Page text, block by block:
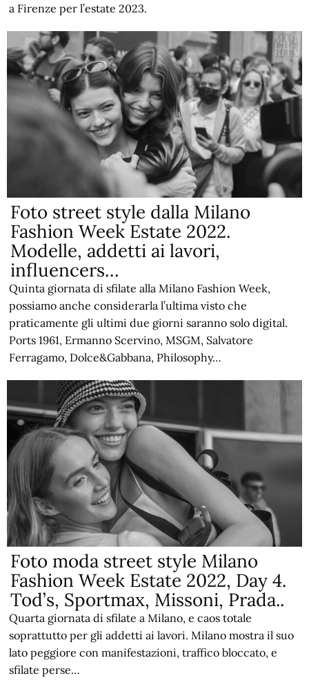
a Firenze per l’estate 2023.
Foto street style dalla Milano
Fashion Week Estate 2022.
Modelle, addetti ai lavori,
influencers…
Quinta giornata di sfilate alla Milano Fashion Week,
possiamo anche considerarla l’ultima visto che
praticamente gli ultimi due giorni saranno solo digital.
Ports 1961, Ermanno Scervino, MSGM, Salvatore
Ferragamo, Dolce&Gabbana, Philosophy…
Foto moda street style Milano
Fashion Week Estate 2022, Day 4.
Tod’s, Sportmax, Missoni, Prada..
Quarta giornata di sfilate a Milano, e caos totale
soprattutto per gli addetti ai lavori. Milano mostra il suo
lato peggiore con manifestazioni, traffico bloccato, e
sfilate perse…